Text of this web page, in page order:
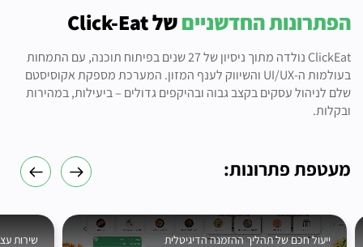
הפתרונות החדשנייםשל Click-Eat
ClickEat נולדה מתוך ניסיון של 27 שנים בפיתוח תוכנה, עם התמחות
בעולמות ה-UI/UX והשיווק לענף המזון. המערכת מספקת אקוסיסטם
שלם לניהול עסקים בקצב גבוה ובהיקפים גדולים – ביעילות, במהירות
ובקלות.
מעטפת פתרונות:
ייעול חכם של תהליך ההזמנה הדיגיטלית שירות